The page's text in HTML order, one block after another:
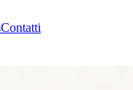
Contatti